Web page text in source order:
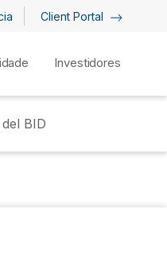
Client Portal
Investidores
BID